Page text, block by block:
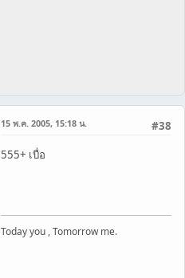
#38
15 พ.ค. 2005, 15:18 น.
555+ เบื่อ
Today you , Tomorrow me.